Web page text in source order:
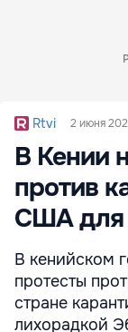
Rtvi 2 июня
В Кении
против
США для
В кенийском
протесты
стране
лихорадкой